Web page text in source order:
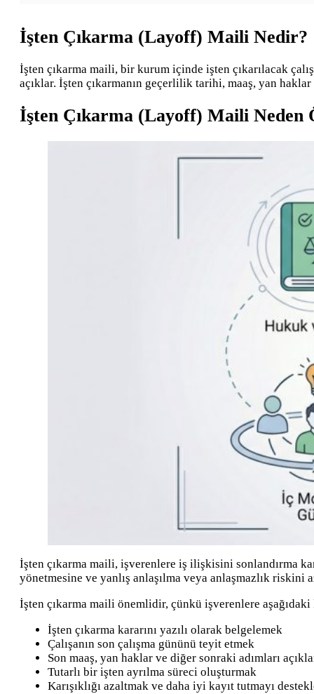
İşten Çıkarma (Layoff) Maili Nedir?
İşten çıkarma maili, bir kurum içinde işten çıkarılacak
açıklar. İşten çıkarmanın geçerlilik tarihi, maaş, yan
İşten Çıkarma (Layoff) Maili Neden
İşten çıkarma maili, işverenlere iş ilişkisini sonlandırma
yönetmesine ve yanlış anlaşılma veya anlaşmazlık riskini
İşten çıkarma maili önemlidir, çünkü işverenlere
İşten çıkarma kararını yazılı olarak belgelemek
Çalışanın son çalışma gününü teyit etmek
Son maaş, yan haklar ve diğer sonraki adımları
Tutarlı bir işten ayrılma süreci oluşturmak
Karışıklığı azaltmak ve daha iyi kayıt tutmayı